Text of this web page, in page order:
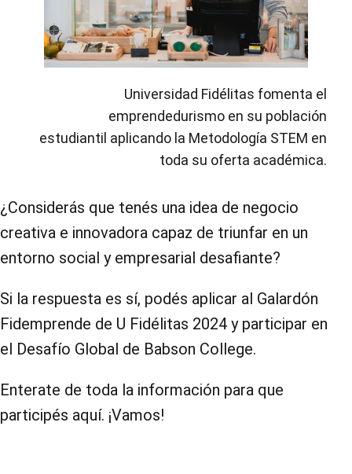
Universidad Fidélitas fomenta el
emprendedurismo en su población
estudiantil aplicando la Metodología STEM en
toda su oferta académica.
¿Considerás que tenés una idea de negocio
creativa e innovadora capaz de triunfar en un
entorno social y empresarial desafiante?
Si la respuesta es sí, podés aplicar al Galardón
Fidemprende de U Fidélitas 2024 y participar en
el Desafío Global de Babson College.
Enterate de toda la información para que
participés aquí. ¡Vamos!